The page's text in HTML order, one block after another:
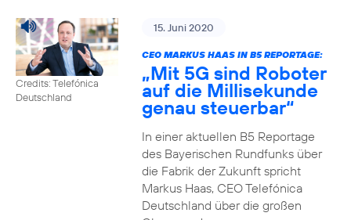
Credits: Telefónica
Deutschland
15. Juni 2020
CEO MARKUS HAAS IN B5 REPORTAGE:
„Mit 5G sind Roboter
auf die Millisekunde
genau steuerbar“
In einer aktuellen B5 Reportage
des Bayerischen Rundfunks über
die Fabrik der Zukunft spricht
Markus Haas, CEO Telefónica
Deutschland über die großen